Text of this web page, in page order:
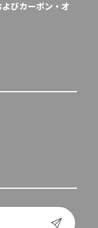
びカーボン・オ